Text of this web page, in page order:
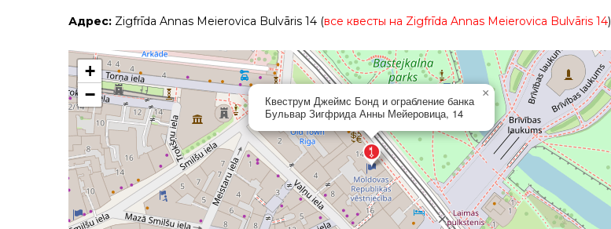
Адрес: Zigfrīda Annas Meierovica Bulvāris 14 (все квесты на Zigfrīda Annas Meierovica Bulvāris 14)
Квеструм Джеймс Бонд и ограбление банка
Бульвар Зигфрида Анны Мейеровица, 14
×
+
−